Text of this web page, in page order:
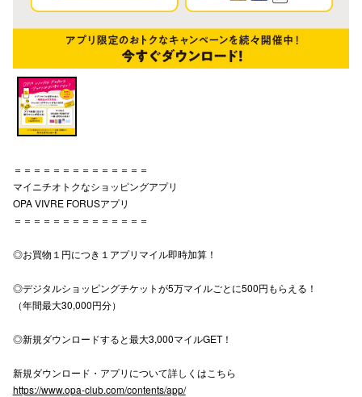
＝＝＝＝＝＝＝＝＝＝＝＝＝＝
マイニチオトクなショッピングアプリ
OPA VIVRE FORUSアプリ
＝＝＝＝＝＝＝＝＝＝＝＝＝＝
◎お買物１円につき１アプリマイル即時加算！
◎デジタルショッピングチケットが5万マイルごとに500円もらえる！
（年間最大30,000円分）
◎新規ダウンロードすると最大3,000マイルGET！
新規ダウンロード・アプリについて詳しくはこちら
https://www.opa-club.com/contents/app/